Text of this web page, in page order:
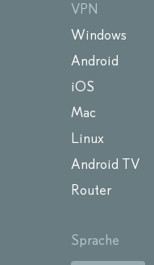
VPN
Windows
Android
iOS
Mac
Linux
Android TV
Router
Sprache